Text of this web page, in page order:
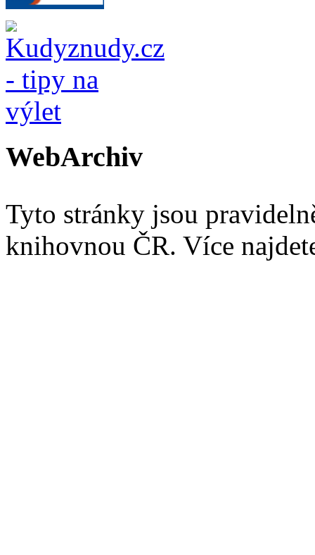
WebArchiv
Tyto stránky jsou
knihovnou ČR. Více